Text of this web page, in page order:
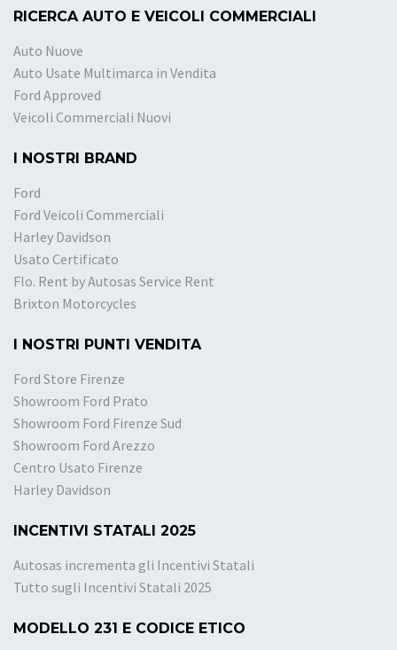
RICERCA AUTO E VEICOLI COMMERCIALI
Auto Nuove
Auto Usate Multimarca in Vendita
Ford Approved
Veicoli Commerciali Nuovi
I NOSTRI BRAND
Ford
Ford Veicoli Commerciali
Harley Davidson
Usato Certificato
Flo. Rent by Autosas Service Rent
Brixton Motorcycles
I NOSTRI PUNTI VENDITA
Ford Store Firenze
Showroom Ford Prato
Showroom Ford Firenze Sud
Showroom Ford Arezzo
Centro Usato Firenze
Harley Davidson
INCENTIVI STATALI 2025
Autosas incrementa gli Incentivi Statali
Tutto sugli Incentivi Statali 2025
MODELLO 231 E CODICE ETICO